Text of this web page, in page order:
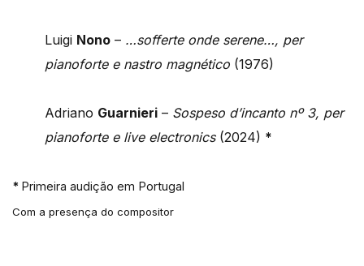
Luigi Nono – …sofferte onde serene…, per
pianoforte e nastro magnético (1976)
Adriano Guarnieri – Sospeso d’incanto nº 3, per
pianoforte e live electronics(2024) *
* Primeira audição em Portugal
Com a presença do compositor